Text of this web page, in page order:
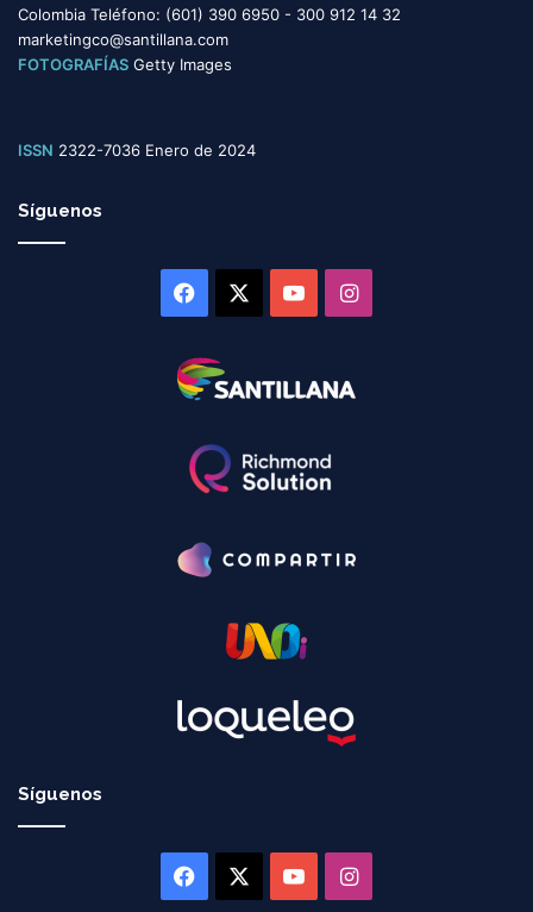
Colombia Teléfono: (601) 390 6950 - 300 912 14 32
marketingco@santillana.com
FOTOGRAFÍAS Getty Images
ISSN 2322-7036 Enero de 2024
Síguenos
Facebook YouTubeInstagram
Síguenos
Facebook YouTubeInstagram